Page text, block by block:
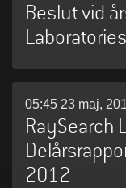
Beslut vid
05:45 23 maj,
RaySearch
2012